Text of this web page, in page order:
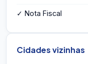
✓ Nota Fiscal
Cidades vizinhas